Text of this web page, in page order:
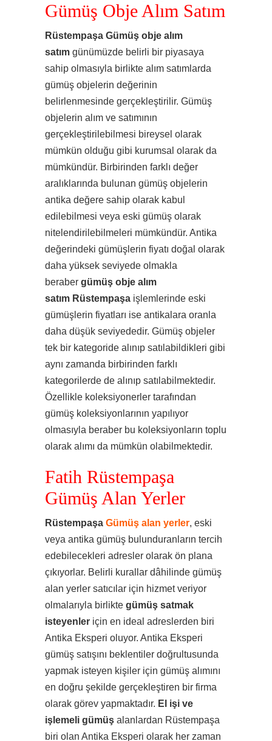
Gümüş Obje Alım Satım
Rüstempaşa Gümüş obje alım
satım günümüzde belirli bir piyasaya
sahip olmasıyla birlikte alım satımlarda
gümüş objelerin değerinin
belirlenmesinde gerçekleştirilir. Gümüş
objelerin alım ve satımının
gerçekleştirilebilmesi bireysel olarak
mümkün olduğu gibi kurumsal olarak da
mümkündür. Birbirinden farklı değer
aralıklarında bulunan gümüş objelerin
antika değere sahip olarak kabul
edilebilmesi veya eski gümüş olarak
nitelendirilebilmeleri mümkündür. Antika
değerindeki gümüşlerin fiyatı doğal olarak
daha yüksek seviyede olmakla
beraber gümüş obje alım
satım Rüstempaşa işlemlerinde eski
gümüşlerin fiyatları ise antikalara oranla
daha düşük seviyededir. Gümüş objeler
tek bir kategoride alınıp satılabildikleri gibi
aynı zamanda birbirinden farklı
kategorilerde de alınıp satılabilmektedir.
Özellikle koleksiyonerler tarafından
gümüş koleksiyonlarının yapılıyor
olmasıyla beraber bu koleksiyonların toplu
olarak alımı da mümkün olabilmektedir.
Fatih Rüstempaşa
Gümüş Alan Yerler
Rüstempaşa Gümüş alan yerler, eski
veya antika gümüş bulunduranların tercih
edebilecekleri adresler olarak ön plana
çıkıyorlar. Belirli kurallar dâhilinde gümüş
alan yerler satıcılar için hizmet veriyor
olmalarıyla birlikte gümüş satmak
isteyenler için en ideal adreslerden biri
Antika Eksperi oluyor. Antika Eksperi
gümüş satışını beklentiler doğrultusunda
yapmak isteyen kişiler için gümüş alımını
en doğru şekilde gerçekleştiren bir firma
olarak görev yapmaktadır. El işi ve
işlemeli gümüş alanlardan Rüstempaşa
biri olan Antika Eksperi olarak her zaman